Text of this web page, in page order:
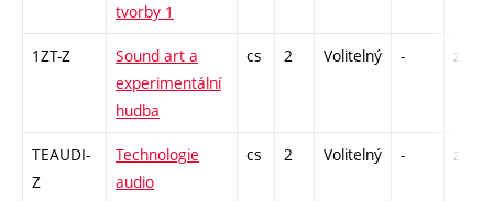
tvorby 1
1ZT-Z
Sound art a
experimentální
hudba
cs 2 Volitelný - zá
TEAUDI-
Z
Technologie
audio
cs 2 Volitelný - zá